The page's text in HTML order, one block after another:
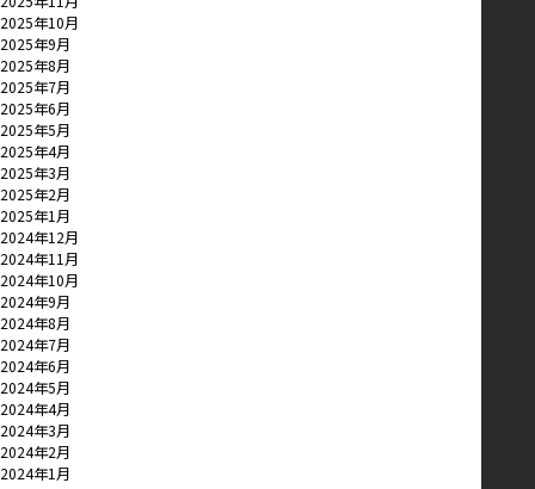
2025年10月
2025年9月
2025年8月
2025年7月
2025年6月
2025年5月
2025年4月
2025年3月
2025年2月
2025年1月
2024年12月
2024年11月
2024年10月
2024年9月
2024年8月
2024年7月
2024年6月
2024年5月
2024年4月
2024年3月
2024年2月
2024年1月